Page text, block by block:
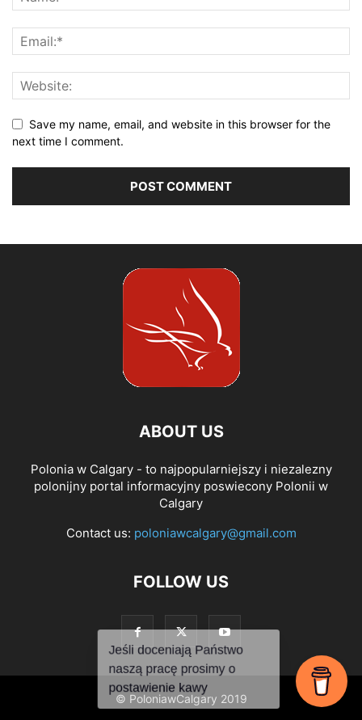
Save my name, email, and website in this browser for the
next time I comment.
ABOUT US
Polonia w Calgary - to najpopularniejszy i niezalezny
polonijny portal informacyjny poswiecony Polonii w
Calgary
Contact us: poloniawcalgary@gmail.com
FOLLOW US
© PoloniawCalgary 2019